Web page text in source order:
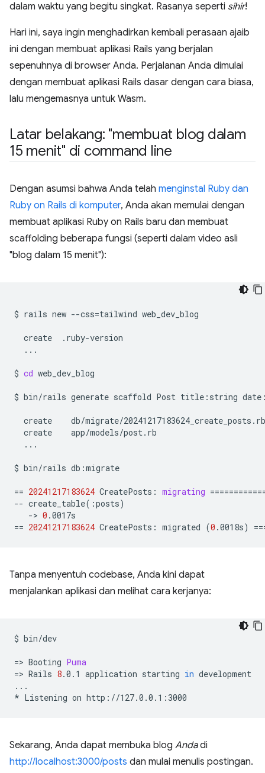
dalam waktu yang begitu singkat. Rasanya seperti sihir!
Hari ini, saya ingin menghadirkan kembali perasaan ajaib
ini dengan membuat aplikasi Rails yang berjalan
sepenuhnya di browser Anda. Perjalanan Anda dimulai
dengan membuat aplikasi Rails dasar dengan cara biasa,
lalu mengemasnya untuk Wasm.
Latar belakang: "membuat blog dalam
15 menit" di command line
Dengan asumsi bahwa Anda telah menginstal Ruby dan
Ruby on Rails di komputer, Anda akan memulai dengan
membuat aplikasi Ruby on Rails baru dan membuat
scaffolding beberapa fungsi (seperti dalam video asli
"blog dalam 15 menit"):
$ rails new --css=tailwind web_dev_blog
create
...
$ cd web_dev_blog
$ bin/rails generate scaffold Post title:string
create
create
...
$ bin/rails db:migrate
== 20241217183624 CreatePosts: migrating
-- create_table( :posts)
-> 0
== 20241217183624 CreatePosts: migrated (0 .0018s)
Tanpa menyentuh codebase, Anda kini dapat
menjalankan aplikasi dan melihat cara kerjanya:
$ bin/dev
=> Booting Puma
=> Rails 8.0.1 application starting in development
...
* Listening on
Sekarang, Anda dapat membuka blog Andadi
http://localhost:3000/posts dan mulai menulis postingan.